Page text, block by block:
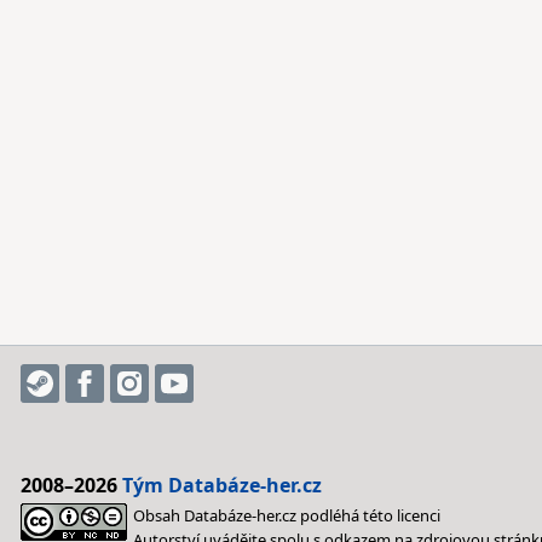
2008–2026Tým Databáze-her.cz
Obsah Databáze-her.cz podléhá této licenci